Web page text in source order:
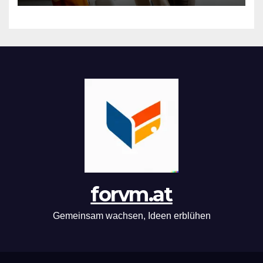
forvm.at
Gemeinsam wachsen, Ideen erblühen